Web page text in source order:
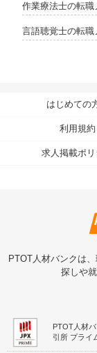
作業療法士の転職
言語聴覚士の転職
はじめての
利用規約
求人掲載ポリ
PTOT人材バンクは
探しや
PTOT人材
引所 プライ